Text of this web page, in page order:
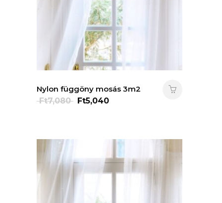
Nylon függöny mosás 3m2
Ft7,080
Original
Ft7,080.
Ft5,040Current
Ft5,040.